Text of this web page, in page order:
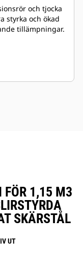
och tjocka
styrka och ökad
tillämpningar.
FÖR 1,15 M3
SKÄRSTÅL
UT